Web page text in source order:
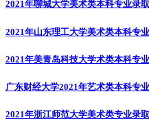
2021年山东理工大学美术类本科专
2021年美青岛科技大学术类本科专
广东财经大学2021年艺术类本科专
2021年浙江师范大学美术类专业录